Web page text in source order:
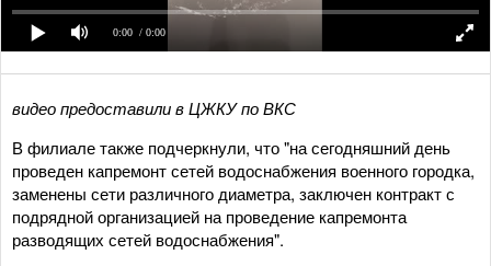
0:00 / 0:00
видео предоставили в ЦЖКУ по ВКС
В филиале также подчеркнули, что "на сегодняшний день
проведен капремонт сетей водоснабжения военного городка,
заменены сети различного диаметра, заключен контракт с
подрядной организацией на проведение капремонта
разводящих сетей водоснабжения".